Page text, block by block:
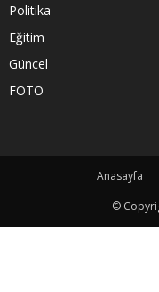
Politika
Eğitim
Güncel
FOTO
Anasayfa
©